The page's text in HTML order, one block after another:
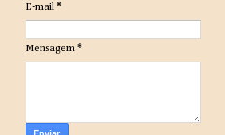
E-mail *
Mensagem *